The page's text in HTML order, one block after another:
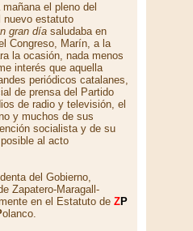
el pleno del
nuevo estatuto
gran día saludaba en
Congreso, Marín, a la
la ocasión, nada menos
interés que aquella
periódicos catalanes,
de prensa del Partido
de radio y televisión, el
y muchos de sus
socialista y de su
al acto
del Gobierno,
Zapatero-Maragall-
en el Estatuto de ZP
olanco.